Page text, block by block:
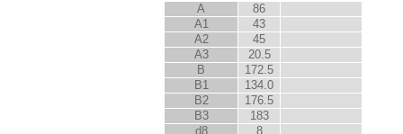
A
86
A1
43
A2
45
A3
20.5
B
172.5
B1
134.0
B2
176.5
B3
183
d8
8